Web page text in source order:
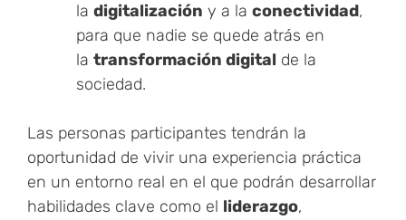
la digitalización y a la conectividad,
para que nadie se quede atrás en
la transformación digital de la
sociedad.
Las personas participantes tendrán la
oportunidad de vivir una experiencia práctica
en un entorno real en el que podrán desarrollar
habilidades clave como el liderazgo,